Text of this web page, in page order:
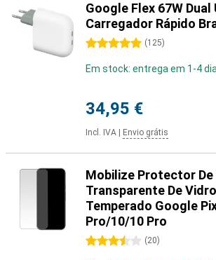
Google Flex 67W Dual
Carregador Rápido
5 estrelas (125)
Em stock: entrega em 1-4
34,95 €
Incl. IVA Envio grátis
Mobilize Protector De
Transparente De Vidro
Temperado Google
Pro/10/10 Pro
3.5 estrelas (20)